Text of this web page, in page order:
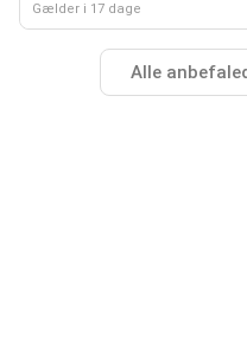
Gælder i 17 dage
Alle